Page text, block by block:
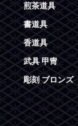
煎茶道具
書道具
香道具
武具 甲冑
彫刻 ブロンズ